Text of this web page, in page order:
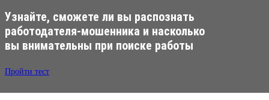
Узнайте, сможете ли вы распознать
работодателя-мошенника и насколько
вы внимательны при поиске работы
Пройти тест